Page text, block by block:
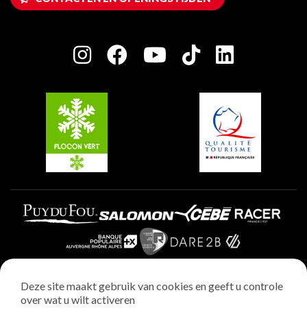
Huis van de eigenaar
Charter van toegewijde spelers
Plagne Villages
Plagne Aime 2000
Wettelijke vermeldingen
Deze site maakt gebruik van cookies en geeft u controle
over wat u wilt activeren